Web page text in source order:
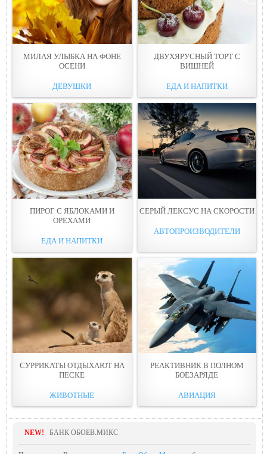
МИЛАЯ УЛЫБКА НА ФОНЕ
ОСЕНИ
ДЕВУШКИ
ДВУХЯРУСНЫЙ ТОРТ С
ВИШНЕЙ
ЕДА И НАПИТКИ
ПИРОГ С ЯБЛОКАМИ И
ОРЕХАМИ
ЕДА И НАПИТКИ
СЕРЫЙ ЛЕКСУС НА СКОРОСТИ
АВТОПРОИЗВОДИТЕЛИ
СУРРИКАТЫ ОТДЫХАЮТ НА
ПЕСКЕ
ЖИВОТНЫЕ
РЕАКТИВНИК В ПОЛНОМ
БОЕЗАРЯДЕ
АВИАЦИЯ
NEW! БАНК ОБОЕВ.МИКС